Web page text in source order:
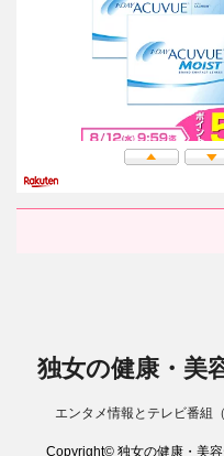
独女の健康・美
エンタメ情報とテレビ番組
Copyright© 独女の健康・美